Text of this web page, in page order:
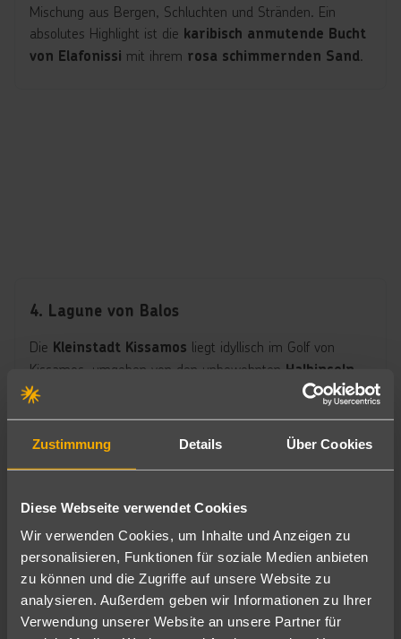
Zustimmung Details Über Cookies
Diese Webseite verwendet Cookies
Wir verwenden Cookies, um Inhalte und Anzeigen zu
personalisieren, Funktionen für soziale Medien anbieten
zu können und die Zugriffe auf unsere Website zu
analysieren. Außerdem geben wir Informationen zu Ihrer
Verwendung unserer Website an unsere Partner für
Mischung aus Bergen, Schluchten und Stränden. Ein
absolutes Highlight ist die karibisch anmutende Bucht
von Elafonissi mit ihrem rosa schimmernden Sand.
4. Lagune von Balos
Die Kleinstadt Kissamos liegt idyllisch im Golf von
Kissamos, umgeben von den unbewohnten Halbinseln
Rodopou und Gramvousa
perfekt zum
Wandern
Strände der
Lagune von Balos
auf derGramvousa-Halbinsel
sind